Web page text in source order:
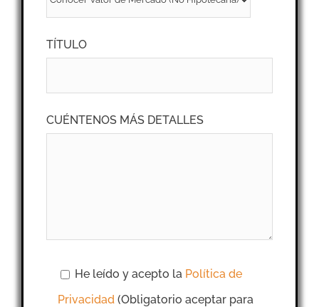
TÍTULO
CUÉNTENOS MÁS DETALLES
He leído y acepto la Política de
Privacidad (Obligatorio aceptar para